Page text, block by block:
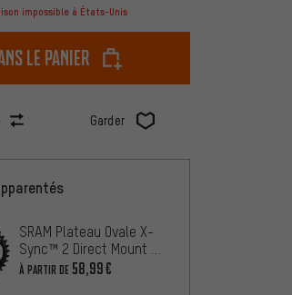
impossible à États-Unis
le panier
Garder
SRAM Plateau Ovale X-
Sync™ 2 Direct Mount 3
mm pour X01/XX1/GX
À PARTIR DE 58,99€